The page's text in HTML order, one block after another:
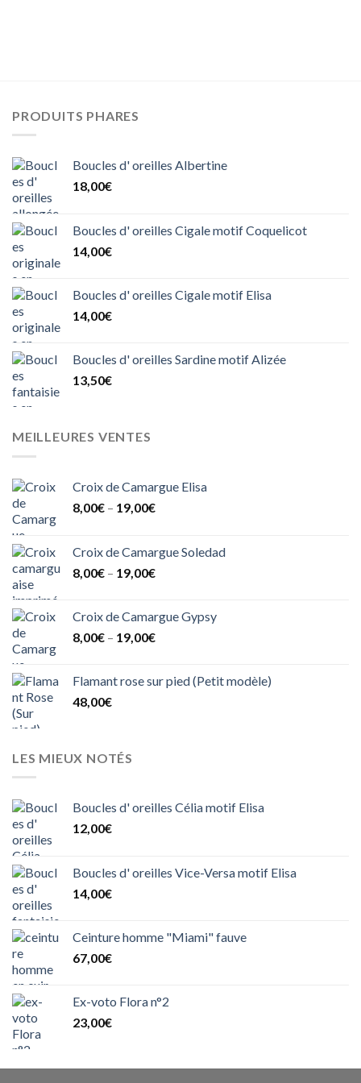
PRODUITS PHARES
Boucles d' oreilles Albertine
18,00€
Boucles d' oreilles Cigale motif Coquelicot
14,00€
Boucles d' oreilles Cigale motif Elisa
14,00€
Boucles d' oreilles Sardine motif Alizée
13,50€
MEILLEURES VENTES
Croix de Camargue Elisa
8,00€ – 19,00€
Croix de Camargue Soledad
8,00€ – 19,00€
Croix de Camargue Gypsy
8,00€ – 19,00€
Flamant rose sur pied (Petit modèle)
48,00€
LES MIEUX NOTÉS
Boucles d' oreilles Célia motif Elisa
12,00€
Boucles d' oreilles Vice-Versa motif Elisa
14,00€
Ceinture homme "Miami" fauve
67,00€
Ex-voto Flora n°2
23,00€